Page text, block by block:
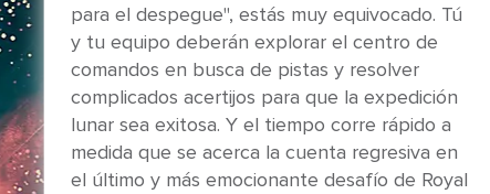
para el despegue", estás muy equivocado. Tú
y tu equipo deberán explorar el centro de
comandos en busca de pistas y resolver
complicados acertijos para que la expedición
lunar sea exitosa. Y el tiempo corre rápido a
medida que se acerca la cuenta regresiva en
el último y más emocionante desafío de Royal